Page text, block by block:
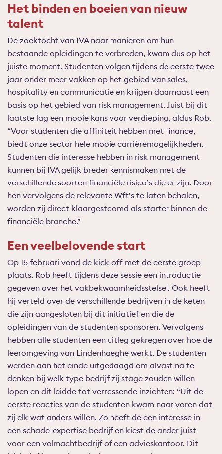
Het binden en boeien van nieuw
talent
De zoektocht van IVA naar manieren om hun
bestaande opleidingen te verbreden, kwam dus op het
juiste moment. Studenten volgen tijdens de eerste twee
jaar onder meer vakken op het gebied van sales,
hospitality en communicatie en krijgen daarnaast een
basis op het gebied van risk management. Juist bij dit
laatste lag een mooie kans voor verdieping, aldus Rob.
“Voor studenten die affiniteit hebben met finance,
biedt onze sector hele mooie carrièremogelijkheden.
Studenten die interesse hebben in risk management
kunnen bij IVA gelijk breder kennismaken met de
verschillende soorten financiële risico’s die er zijn. Door
hen vervolgens de relevante Wft’s te laten behalen,
worden zij direct klaargestoomd als starter binnen de
financiële branche.”
Een veelbelovende start
Op 15 februari vond de kick-off met de eerste groep
plaats. Rob heeft tijdens deze sessie een introductie
gegeven over het vakbekwaamheidsstelsel. Ook heeft
hij verteld over de verschillende bedrijven in de keten
die zijn aangesloten bij dit initiatief en die de
opleidingen van de studenten sponsoren. Vervolgens
hebben alle studenten een uitleg gekregen over hoe de
leeromgeving van Lindenhaeghe werkt. De studenten
werden aan het einde uitgedaagd om alvast na te
denken bij welk type bedrijf zij stage zouden willen
lopen en dit leidde tot verrassende inzichten: “Uit de
eerste reacties van de studenten kwam naar voren dat
zij elk wat anders willen. Zo heeft de een interesse in
een schade-expertise bedrijf en kiest de ander juist
voor een volmachtbedrijf of een advieskantoor. Dit